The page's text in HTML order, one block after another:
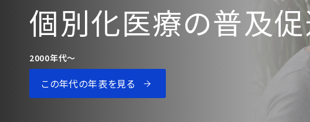
個別化医療の普及
2000年代〜
この年代の年表を見る